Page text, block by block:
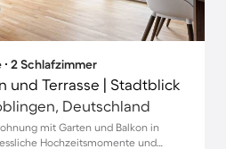
∙ 2 Schlafzimmer
und Terrasse | Stadtblick
Deutschland
mit Garten und Balkon in
Hochzeitsmomente und